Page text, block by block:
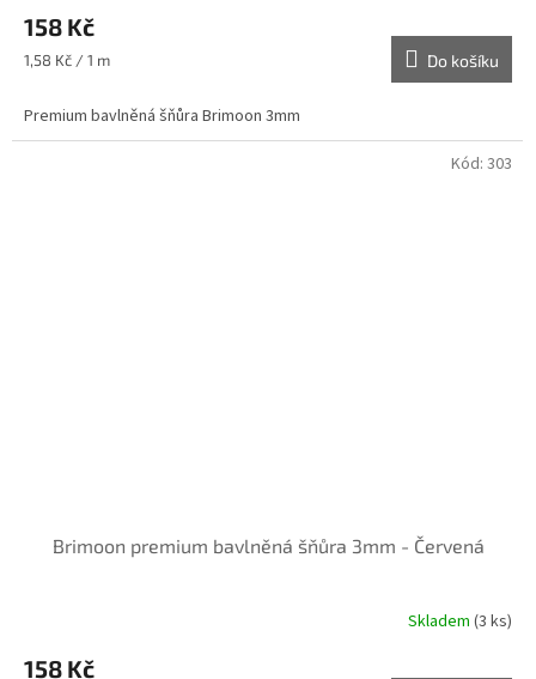
158 Kč
Měrná
1,58 Kč / 1 m Do košíku
Premium bavlněná šňůra Brimoon 3mm
Brimoon premium bavlněná šňůra 3mm - Červená
Skladem (3 ks)
158 Kč
Kód: 303